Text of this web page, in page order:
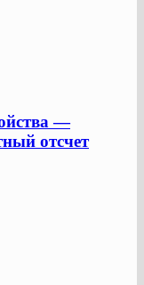
—
отсчет